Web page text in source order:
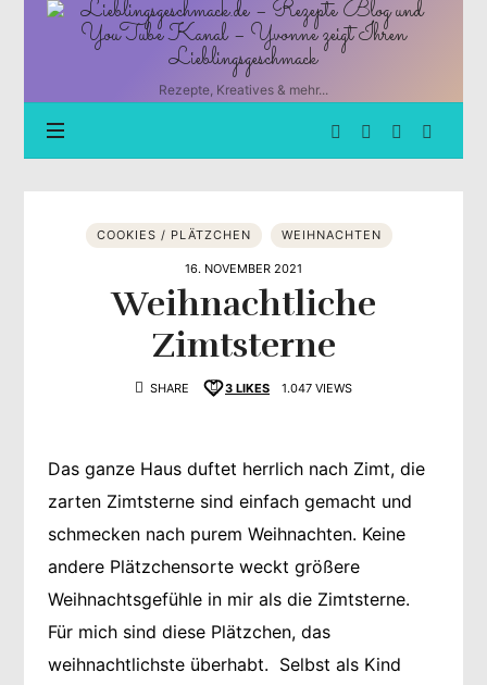
Lieblingsgeschmack.de
Rezepte
und
YouTube
Kanal
Ihren
Lieblingsgeschmack
Rezepte, Kreatives & mehr...
COOKIES / PLÄTZCHEN WEIHNACHTEN
16. NOVEMBER 2021
Weihnachtliche
Zimtsterne
SHARE 3 LIKES 1.047 VIEWS
Das ganze Haus duftet herrlich nach Zimt, die
zarten Zimtsterne sind einfach gemacht und
schmecken nach purem Weihnachten. Keine
andere Plätzchensorte weckt größere
Weihnachtsgefühle in mir als die Zimtsterne.
Für mich sind diese Plätzchen, das
weihnachtlichste überhabt. Selbst als Kind